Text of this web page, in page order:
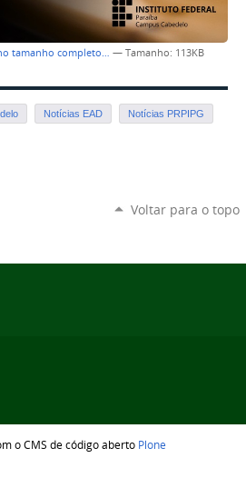
tamanho completo… — Tamanho: 113KB
Notícias EAD Notícias PRPIPG
Voltar para o topo
o CMS de código aberto Plone